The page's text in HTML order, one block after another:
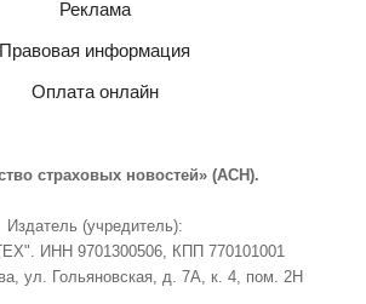
Реклама
Правовая информация
Оплата онлайн
страховых новостей» (АСН).
Издатель (учредитель):
ИНН 9701300506, КПП 770101001
ул. Гольяновская, д. 7А, к. 4, пом. 2Н